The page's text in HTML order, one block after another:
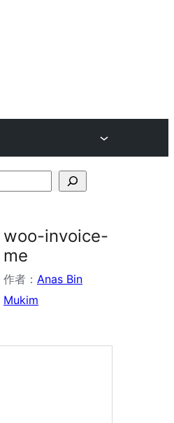
woo-invoice-
me
作者： Anas Bin
Mukim